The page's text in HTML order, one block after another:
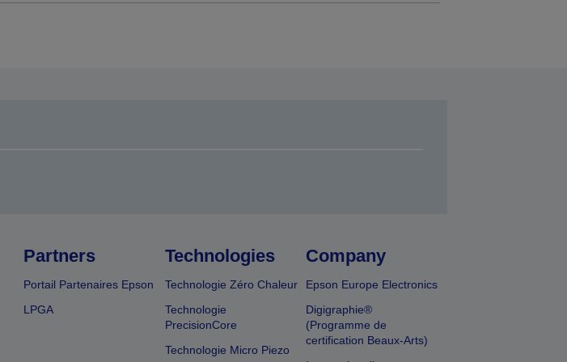
Partners
Portail Partenaires Epson
LPGA
Technologies
Technologie Zéro Chaleur
Technologie
PrecisionCore
Technologie Micro Piezo
Company
Epson Europe Electronics
Digigraphie®
(Programme de
certification Beaux-Arts)